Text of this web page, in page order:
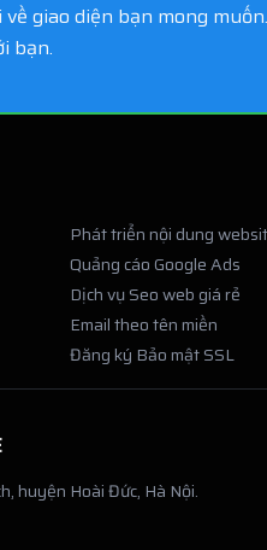
giao diện bạn mong
bạn.
Phát triển nội dung
Quảng cáo Google Ads
Dịch vụ Seo web giá rẻ
Email theo tên miền
Đăng ký Bảo mật SSL
huyện Hoài Đức, Hà Nội.